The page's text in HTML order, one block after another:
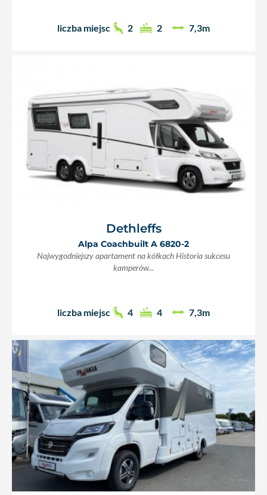
liczba miejsc 2 2 7,3m
Dethleffs
Alpa Coachbuilt A 6820-2
Najwygodniejszy apartament na kółkach Historia sukcesu
kamperów...
liczba miejsc 4 4 7,3m